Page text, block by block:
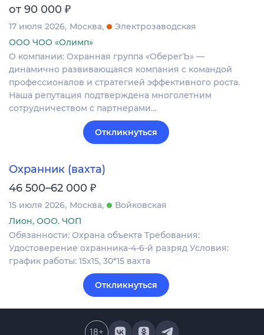
от 90 000 ₽
17 июля 2026 Москва
Электрозаводская
ООО ЧОО «Олимп»
О компании: Охранная группа «ОберегЪ» —
динамично развивающаяся компания с командой
профессионалов и стратегией эффективного роста.
Наша репутация подтверждена многолетним
сотрудничеством с партнерами…
Откликнуться
Охранник (вахта)
46 500–62 000 ₽
15 июля 2026 Москва
Войковская
Лион, ООО. ЧОП
Обязанности: Охрана объекта Требования:
Удостоверение охранника-4-6-й разряд Условия:
график работы: 15х15, 30*15 вахта
Откликнуться
18+